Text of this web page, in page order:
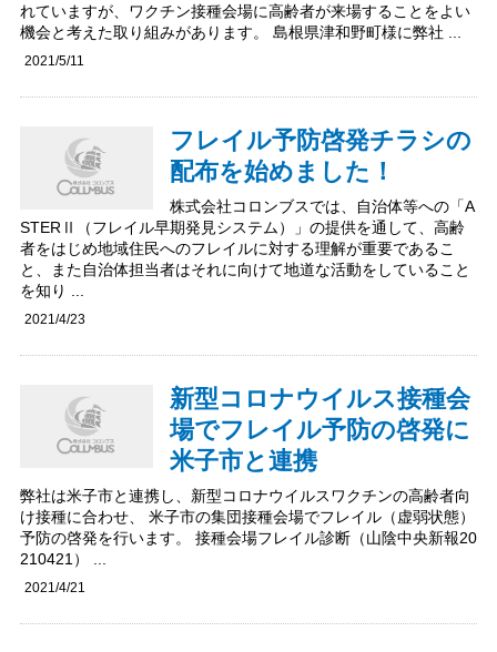
れていますが、ワクチン接種会場に高齢者が来場することをよい
機会と考えた取り組みがあります。 島根県津和野町様に弊社 ...
2021/5/11
フレイル予防啓発チラシの
配布を始めました！
株式会社コロンブスでは、自治体等への「A
STERⅡ（フレイル早期発見システム）」の提供を通して、高齢
者をはじめ地域住民へのフレイルに対する理解が重要であるこ
と、また自治体担当者はそれに向けて地道な活動をしていること
を知り ...
2021/4/23
新型コロナウイルス接種会
場でフレイル予防の啓発に
米子市と連携
弊社は米子市と連携し、新型コロナウイルスワクチンの高齢者向
け接種に合わせ、 米子市の集団接種会場でフレイル（虚弱状態）
予防の啓発を行います。 接種会場フレイル診断（山陰中央新報20
210421） ...
2021/4/21